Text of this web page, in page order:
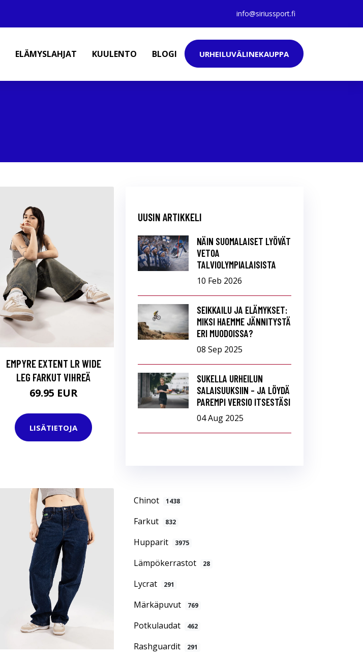
info@siriussport.fi
ELÄMYSLAHJAT KUULENTO BLOGI URHEILUVÄLINEKAUPPA
UUSIN ARTIKKELI
NÄIN SUOMALAISET LYÖVÄT
VETOA
TALVIOLYMPIALAISISTA
10 Feb 2026
SEIKKAILU JA ELÄMYKSET:
MIKSI HAEMME JÄNNITYSTÄ
ERI MUODOISSA?
08 Sep 2025
SUKELLA URHEILUN
SALAISUUKSIIN – JA LÖYDÄ
PAREMPI VERSIO ITSESTÄSI
04 Aug 2025
Chinot 1438
Farkut 832
Hupparit 3975
Lämpökerrastot 28
Lycrat 291
Märkäpuvut 769
Potkulaudat 462
Rashguardit 291
EMPYRE EXTENT LR WIDE
LEG FARKUT VIHREÄ
69.95 EUR
LISÄTIETOJA